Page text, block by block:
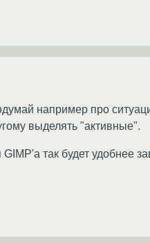
например про
выделять "активные".
так будет удобнее